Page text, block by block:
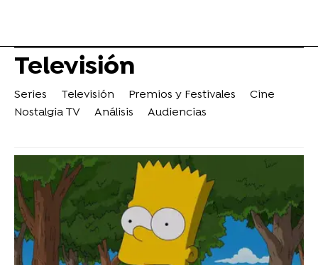
Televisión
Series Televisión Premios y Festivales
Cine
Nostalgia TV
Análisis Audiencias